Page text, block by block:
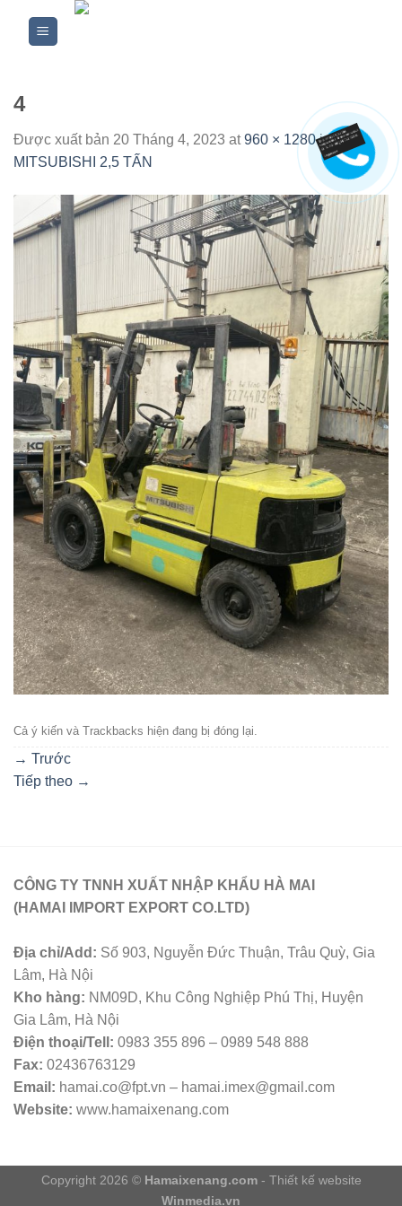
4
Được xuất bản 20 Tháng 4, 2023 at960 × 1280inXE
MITSUBISHI 2,5 TẤN
Cả ý kiến ​​và Trackbacks hiện đang bị đóng lại.
→ Trước
Tiếp theo →
CÔNG TY TNNH XUẤT NHẬP KHẨU HÀ MAI
(HAMAI IMPORT EXPORT CO.LTD)
Địa chỉ/Add: Số 903, Nguyễn Đức Thuận, Trâu Quỳ, Gia
Lâm, Hà Nội
Kho hàng: NM09D, Khu Công Nghiệp Phú Thị, Huyện
Gia Lâm, Hà Nội
Điện thoại/Tell: 0983 355 896 – 0989 548 888
Fax: 02436763129
Email: hamai.co@fpt.vn – hamai.imex@gmail.com
Website: www.hamaixenang.com
Copyright 2026 © Hamaixenang.com- Thiết kế website
Winmedia.vn